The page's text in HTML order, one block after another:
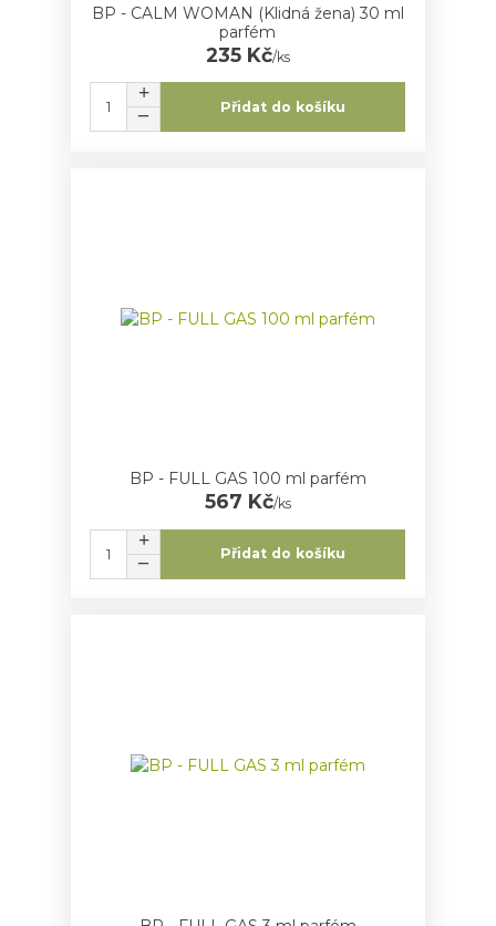
BP - CALM WOMAN (Klidná žena) 30 ml
parfém
235 Kč/ks
Přidat do košíku
BP - FULL GAS 100 ml parfém
567 Kč/ks
Přidat do košíku